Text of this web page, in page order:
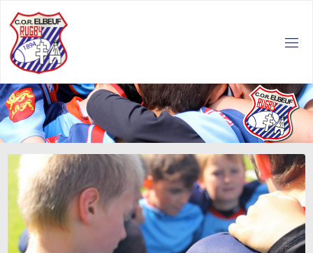
content
ELBEUF
RUGBY